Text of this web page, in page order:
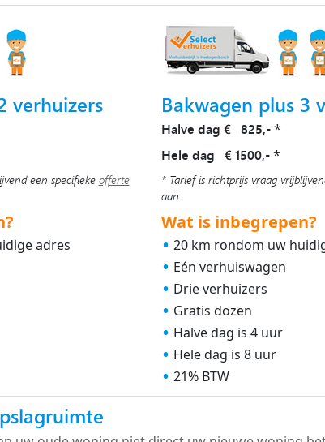
verhuizers
een specifieke offerte
adres
Bakwagen plus 3
Halve dag € 825,-*
Hele dag € 1500,-*
* Tarief is richtprijs vraag
aan
Wat is inbegrepen?
20 km rondom uw
Eén verhuiswagen
Drie verhuizers
Gratis dozen
Halve dag is 4 uur
Hele dag is 8 uur
21% BTW